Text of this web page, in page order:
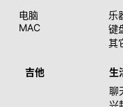
电脑
MAC
乐
键
其
吉他
生
聊